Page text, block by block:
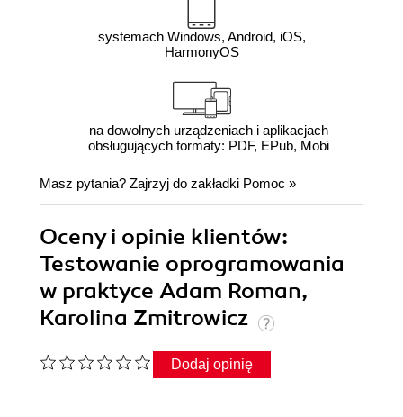
systemach Windows, Android, iOS,
HarmonyOS
na dowolnych urządzeniach i aplikacjach
obsługujących formaty: PDF, EPub, Mobi
Masz pytania? Zajrzyj do zakładki Pomoc »
Oceny i opinie klientów:
Testowanie oprogramowania
w praktyce Adam Roman,
Karolina Zmitrowicz
Dodaj opinię